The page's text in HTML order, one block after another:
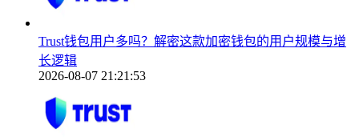
Trust钱包用户多吗？解密这款加密钱包的用户规模与增
长逻辑
2026-08-07 21:21:53